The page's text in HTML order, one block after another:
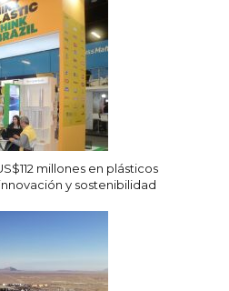
millones en plásticos
y sostenibilidad